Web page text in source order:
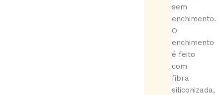
sem
enchimento.
O
enchimento
é feito
com
fibra
siliconizada,